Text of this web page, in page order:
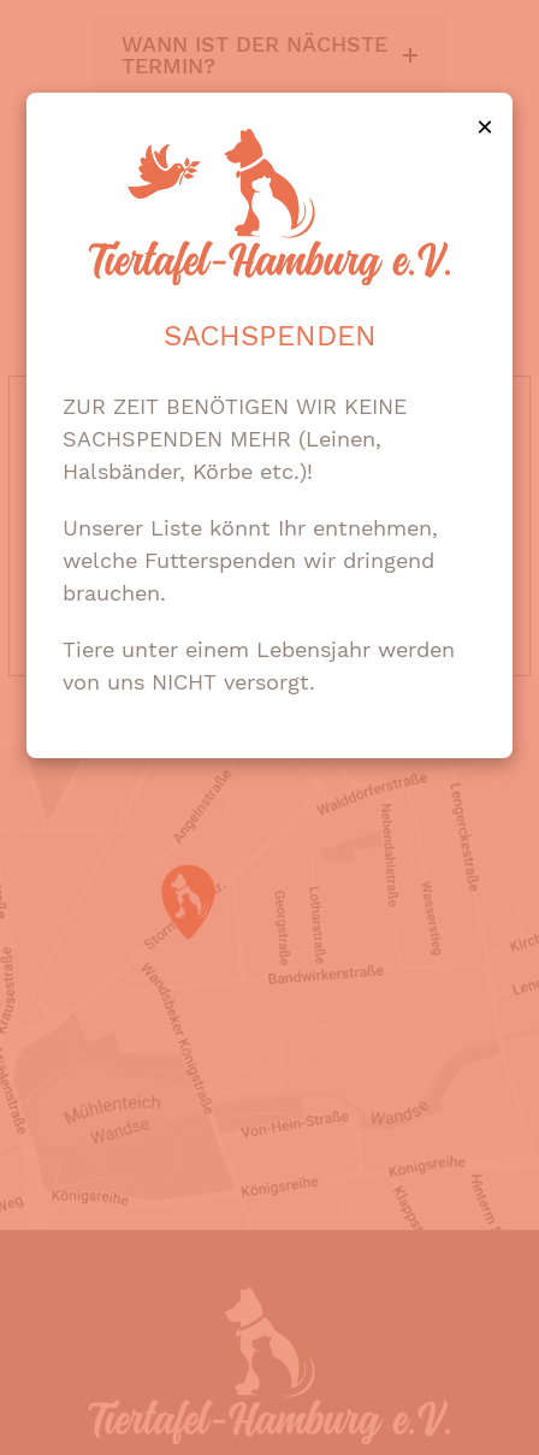
WANN IST DER NÄCHSTE
TERMIN?
WAS MACHE ICH MIT
SACHSPENDEN?
HAST DU FRAGEN ODER
ANDERE ANLIEGEN?
Sachspenden
×
SACHSPENDEN
ZUR ZEIT BENÖTIGEN WIR KEINE
SACHSPENDEN MEHR (Leinen,
Halsbänder, Körbe etc.)!
Unserer Liste könnt Ihr entnehmen,
welche Futterspenden wir dringend
brauchen.
Tiere unter einem Lebensjahr werden
von uns NICHT versorgt.